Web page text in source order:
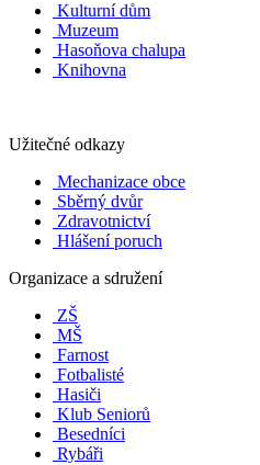
Kulturní dům
Muzeum
Hasoňova chalupa
Knihovna
Užitečné odkazy
Mechanizace obce
Sběrný dvůr
Zdravotnictví
Hlášení poruch
Organizace a sdružení
ZŠ
MŠ
Farnost
Fotbalisté
Hasiči
Klub Seniorů
Besedníci
Rybáři